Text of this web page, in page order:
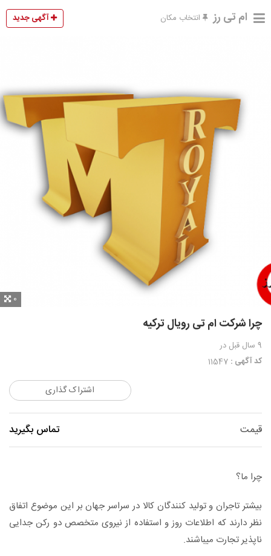
ام تی رز انتخاب مکان آگهی جدید
0
چرا شرکت ام تی رویال ترکیه
9 سال قبل
در
کد آگهی :
اشتراک گذاری
قیمت تماس بگیرید
چرا ما؟
بیشتر تاجران و تولید کنندگان کالا در سراسر جهان بر این موضوع اتفاق
نظر دارند که اطلاعات روز و استفاده از نیروی متخصص دو رکن جدایی
ناپذیر تجارت میباشند.